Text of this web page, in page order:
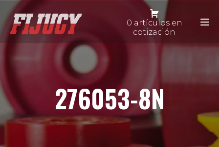
0 artículos en
cotización
276053-8N